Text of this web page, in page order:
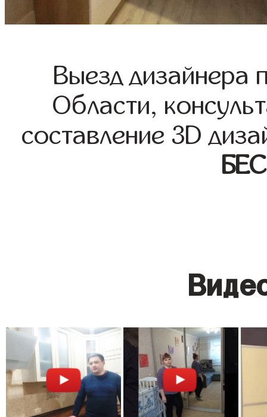
Выезд дизайнера
Области,
составление 3D